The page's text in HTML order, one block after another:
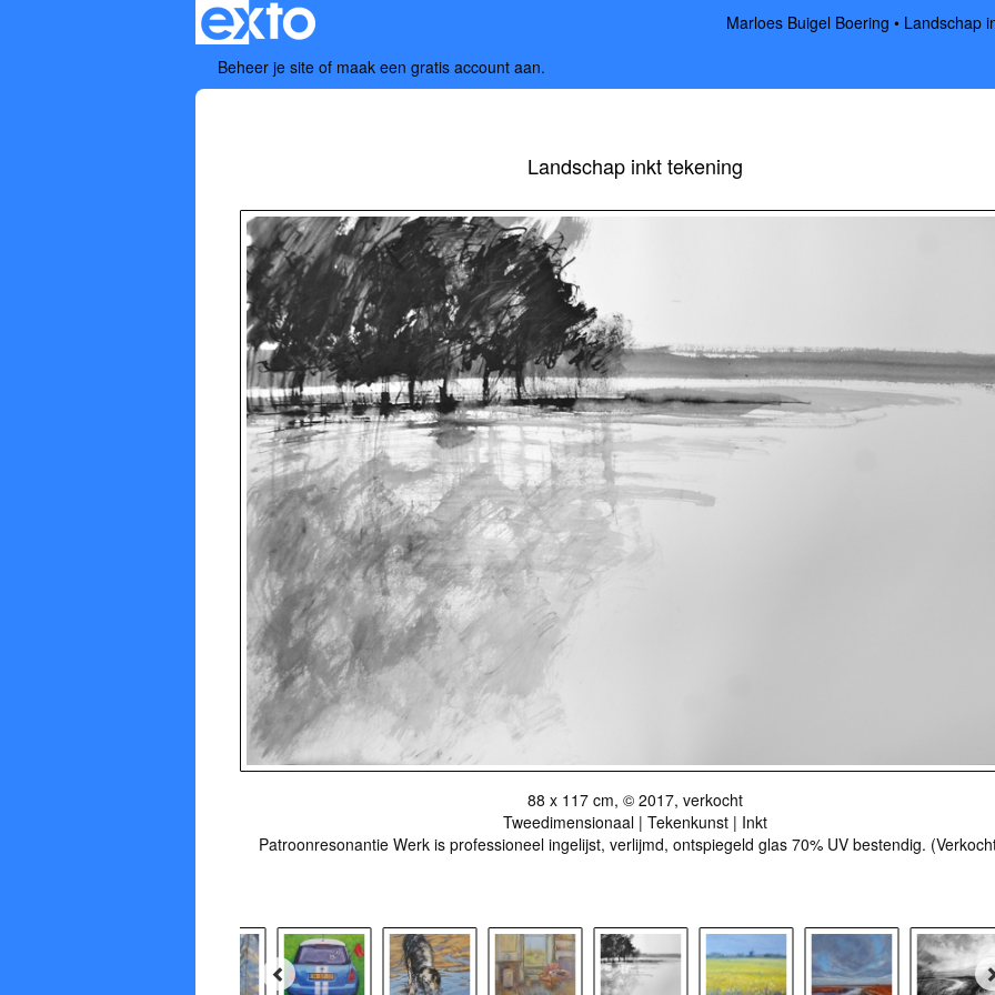
Marloes Buigel Boering
Landschap
Beheer je site of maak een gratis account aan.
Landschap inkt tekening
88 x 117 cm, © 2017, verkocht
Tweedimensionaal | Tekenkunst | Inkt
Patroonresonantie Werk is professioneel ingelijst, verlijmd, ontspiegeld glas 70% UV bestendig.